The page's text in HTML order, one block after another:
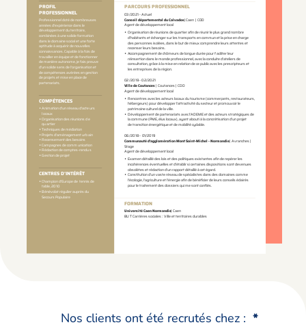
Nos clients ont été recrutés chez : *